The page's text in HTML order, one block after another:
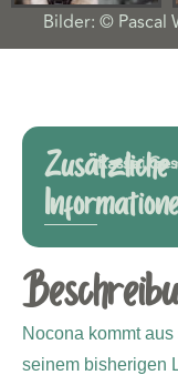
Bilder: © Pascal
Zusätzliche
Rasse:Laika
Nocona kommt
seinem bisherigen